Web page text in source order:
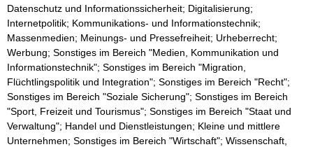
Datenschutz und Informationssicherheit; Digitalisierung;
Internetpolitik; Kommunikations- und Informationstechnik;
Massenmedien; Meinungs- und Pressefreiheit; Urheberrecht;
Werbung; Sonstiges im Bereich "Medien, Kommunikation und
Informationstechnik"; Sonstiges im Bereich "Migration,
Flüchtlingspolitik und Integration"; Sonstiges im Bereich "Recht";
Sonstiges im Bereich "Soziale Sicherung"; Sonstiges im Bereich
"Sport, Freizeit und Tourismus"; Sonstiges im Bereich "Staat und
Verwaltung"; Handel und Dienstleistungen; Kleine und mittlere
Unternehmen; Sonstiges im Bereich "Wirtschaft"; Wissenschaft,